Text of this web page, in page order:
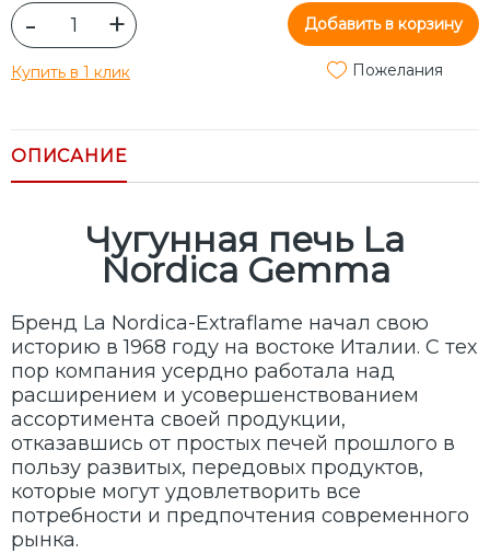
- +
Купить в 1 клик
Добавить в корзину
Пожелания
ОПИСАНИЕ
Чугунная печь La
Nordica Gemma
Бренд La Nordica-Extraflame начал свою
историю в 1968 году на востоке Италии. С тех
пор компания усердно работала над
расширением и усовершенствованием
ассортимента своей продукции,
отказавшись от простых печей прошлого в
пользу развитых, передовых продуктов,
которые могут удовлетворить все
потребности и предпочтения современного
рынка.